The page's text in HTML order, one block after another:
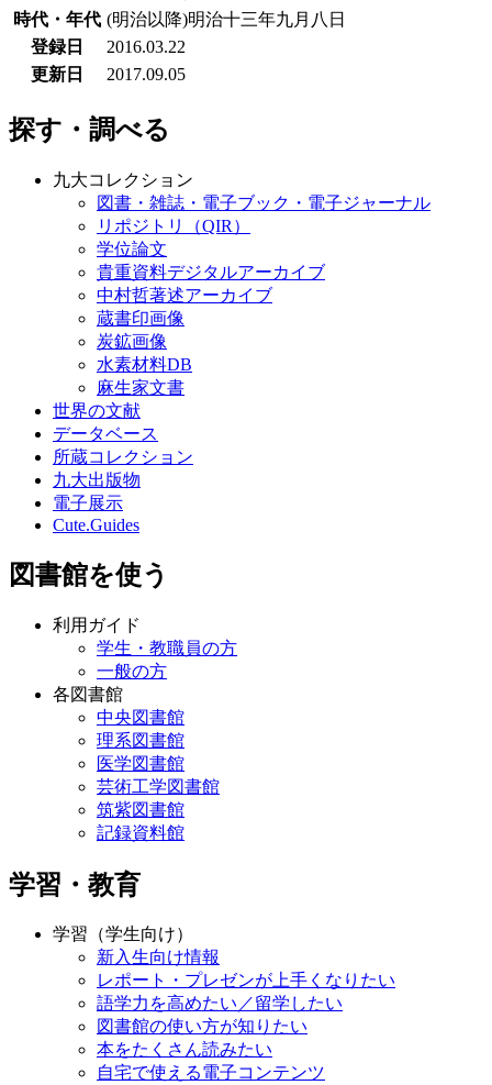
時代・年代 (明治以降)明治十三年九月八日
登録日
2016.03.22
更新日
2017.09.05
探す・調べる
九大コレクション
図書・雑誌・電子ブック・電子ジャーナル
リポジトリ（QIR）
学位論文
貴重資料デジタルアーカイブ
中村哲著述アーカイブ
蔵書印画像
炭鉱画像
水素材料DB
麻生家文書
世界の文献
データベース
所蔵コレクション
九大出版物
電子展示
Cute.Guides
図書館を使う
利用ガイド
学生・教職員の方
一般の方
各図書館
中央図書館
理系図書館
医学図書館
芸術工学図書館
筑紫図書館
記録資料館
学習・教育
学習（学生向け）
新入生向け情報
レポート・プレゼンが上手くなりたい
語学力を高めたい／留学したい
図書館の使い方が知りたい
本をたくさん読みたい
自宅で使える電子コンテンツ